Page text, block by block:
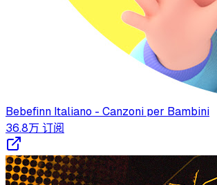
Bebefinn Italiano - Canzoni per Bambini
36.8万 订阅